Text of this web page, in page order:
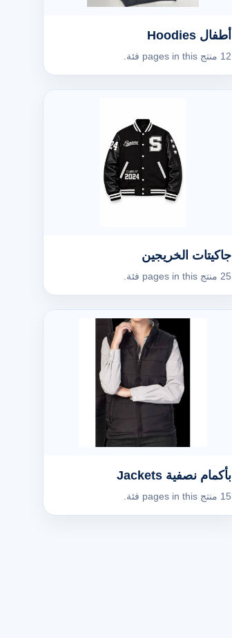
أطفال Hoodies
12 منتج pages in this فئة.
جاكيتات الخريجين
25 منتج pages in this فئة.
بأكمام نصفية Jackets
15 منتج pages in this فئة.